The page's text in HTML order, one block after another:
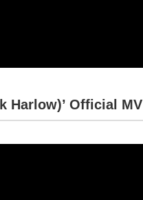
Harlow)’ Official MV